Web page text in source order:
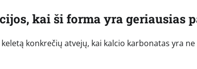
kai ši forma yra geriausias
konkrečių atvejų, kai kalcio karbonatas yra